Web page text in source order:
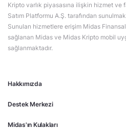
Hakkımızda
Destek Merkezi
Midas'ın Kulakları
Kripto varlık piyasasına ilişkin hizmet ve
Satım Platformu A.Ş. tarafından
Sunulan hizmetlere erişim Midas
sağlanan Midas ve Midas Kripto mobil
sağlanmaktadır.